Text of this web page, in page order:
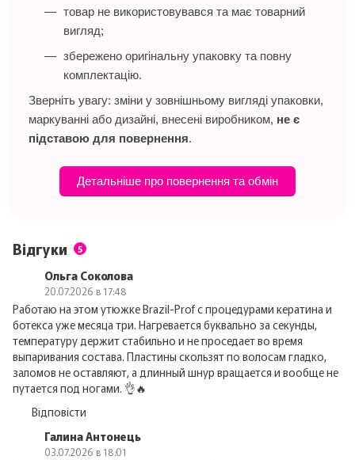
товар не використовувався та має товарний
вигляд;
збережено оригінальну упаковку та повну
комплектацію.
Зверніть увагу: зміни у зовнішньому вигляді упаковки,
маркуванні або дизайні, внесені виробником, не є
підставою для повернення.
Детальніше про повернення та обмін
Відгуки 5
Ольга Соколова
20.07.2026 в 17:48
Работаю на этом утюжке Brazil-Prof с процедурами кератина и
ботекса уже месяца три. Нагревается буквально за секунды,
температуру держит стабильно и не проседает во время
выпаривания состава. Пластины скользят по волосам гладко,
заломов не оставляют, а длинный шнур вращается и вообще не
путается под ногами. 👌🔥
Відповісти
Галина Антонець
03.07.2026 в 18:01